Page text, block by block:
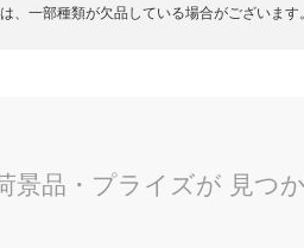
一部種類が欠品している場合がございます。